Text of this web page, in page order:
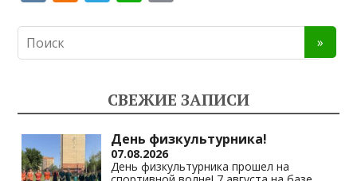
o
as
s
ni
gr
a
m
s
A
p
p
y
Li
n
k
СВЕЖИЕ ЗАПИСИ
День физкультурника!
07.08.2026
День физкультурника прошел на